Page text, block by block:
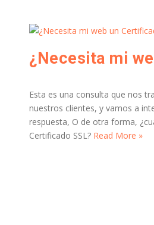
Esta es una consulta que nos
nuestros clientes, y vamos a
respuesta, O de otra forma,
Certificado SSL? Read More »